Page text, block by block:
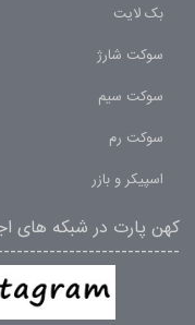
بک لایت
سوکت شارژ
سوکت سیم
سوکت رم
اسپیکر و بازر
کهن پارت در شبکه های